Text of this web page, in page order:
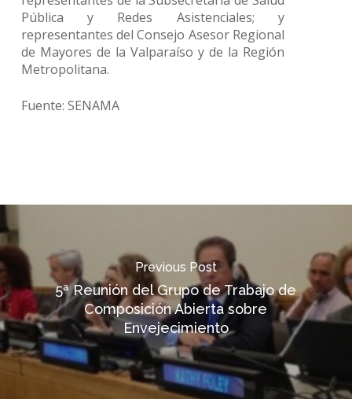
Pública y Redes Asistenciales; y
representantes del Consejo Asesor Regional
de Mayores de la Valparaíso y de la Región
Metropolitana.
Fuente: SENAMA
Previous Post
5ª Reunión del Grupo de Trabajo de
Composición Abierta sobre
Envejecimiento